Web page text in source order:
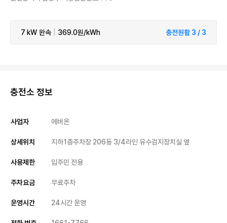
7 kW 완속 369.0원/kWh 충전원활 3 / 3
충전소 정보
사업자 에버온
상세위치 지하1층주차장 206동 3/4라인 유수검지장치실 옆
사용제한 입주민 전용
주차요금 무료주차
운영시간 24시간 운영